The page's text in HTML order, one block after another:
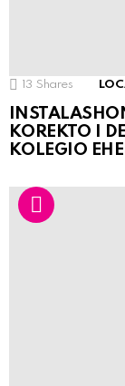
13 Shares
KOREKTO I
KOLEGIO